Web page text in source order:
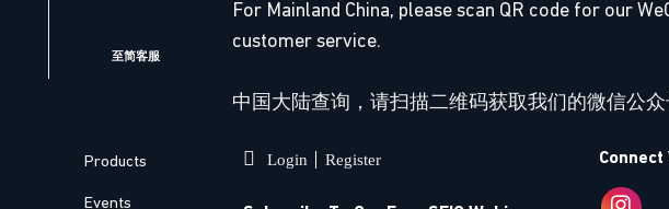
至简客服
For Mainland China, please scan QR code for our
customer service.
中国大陆查询，请扫描二维码获取我们的微信公众
Products
Events
Login Register Connect